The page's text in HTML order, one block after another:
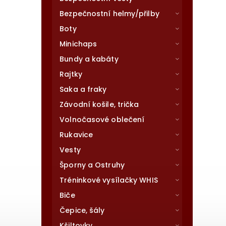
Bezpečnostní helmy/přilby
Boty
Minichaps
Bundy a kabáty
Rajtky
Saka a fraky
Závodní košile, trička
Volnočasové oblečení
Rukavice
Vesty
Šporny a Ostruhy
Tréninkové vysílačky WHIS
Biče
Čepice, šály